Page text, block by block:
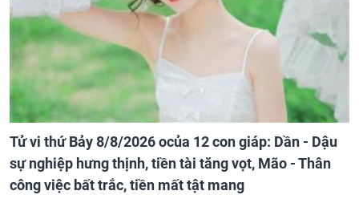
Tử vi thứ Bảy 8/8/2026 ocủa 12 con giáp: Dần - Dậu
sự nghiệp hưng thịnh, tiền tài tăng vọt, Mão - Thân
công việc bất trắc, tiền mất tật mang